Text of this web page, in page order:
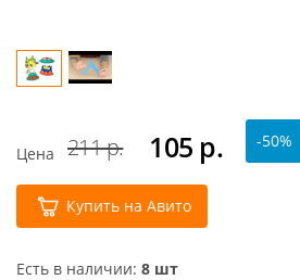
Цена 211 р. 105 р. -50%
Купить на Авито
Есть в наличии: 8 шт